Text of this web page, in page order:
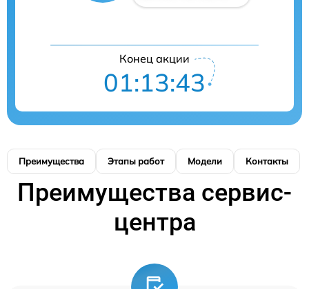
Конец акции
01:13:42
Преимущества Этапы работ Модели Контакты
Преимущества сервис-
центра